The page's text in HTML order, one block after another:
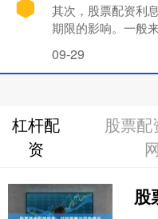
其次，股票配资利
期限的影响。一般
09-29
杠杆配
资
股票
网